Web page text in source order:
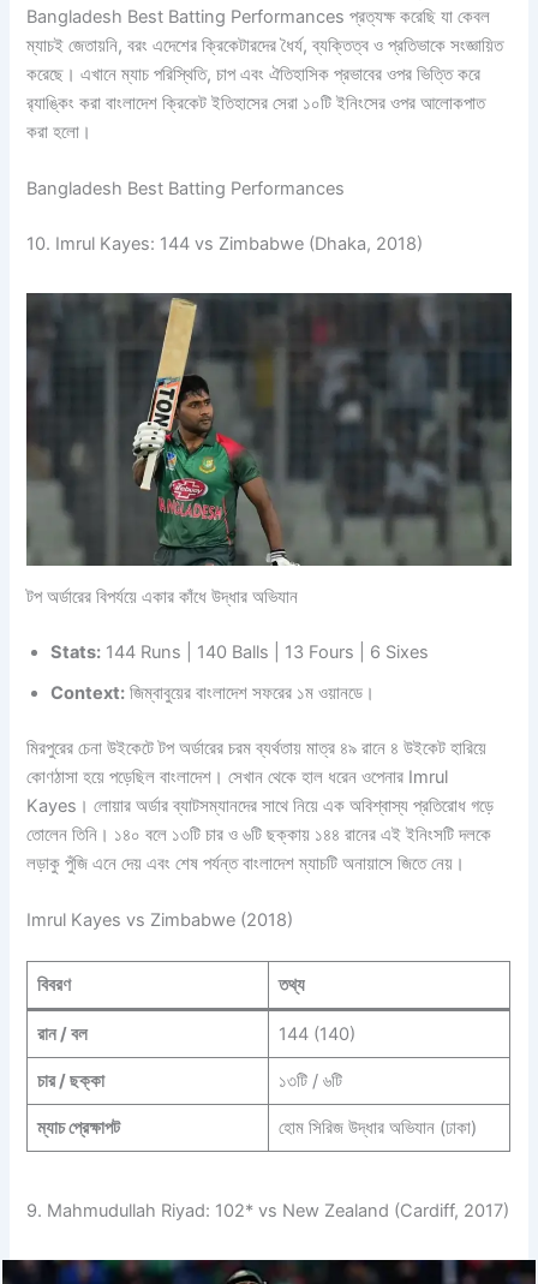
Bangladesh Best Batting Performances প্রত্যক্ষ করেছি যা কেবল
ম্যাচই জেতায়নি, বরং এদেশের ক্রিকেটারদের ধৈর্য, ব্যক্তিত্ব ও প্রতিভাকে সংজ্ঞায়িত
করেছে। এখানে ম্যাচ পরিস্থিতি, চাপ এবং ঐতিহাসিক প্রভাবের ওপর ভিত্তি করে
র‍্যাঙ্কিং করা বাংলাদেশ ক্রিকেট ইতিহাসের সেরা ১০টি ইনিংসের ওপর আলোকপাত
করা হলো।
Bangladesh Best Batting Performances
10. Imrul Kayes: 144 vs Zimbabwe (Dhaka, 2018)
টপ অর্ডারের বিপর্যয়ে একার কাঁধে উদ্ধার অভিযান
Stats: 144 Runs | 140 Balls | 13 Fours | 6 Sixes
Context: জিম্বাবুয়ের বাংলাদেশ সফরের ১ম ওয়ানডে।
মিরপুরের চেনা উইকেটে টপ অর্ডারের চরম ব্যর্থতায় মাত্র ৪৯ রানে ৪ উইকেট হারিয়ে
কোণঠাসা হয়ে পড়েছিল বাংলাদেশ। সেখান থেকে হাল ধরেন ওপেনার Imrul
Kayes। লোয়ার অর্ডার ব্যাটসম্যানদের সাথে নিয়ে এক অবিশ্বাস্য প্রতিরোধ গড়ে
তোলেন তিনি। ১৪০ বলে ১৩টি চার ও ৬টি ছক্কায় ১৪৪ রানের এই ইনিংসটি দলকে
লড়াকু পুঁজি এনে দেয় এবং শেষ পর্যন্ত বাংলাদেশ ম্যাচটি অনায়াসে জিতে নেয়।
Imrul Kayes vs Zimbabwe (2018)
বিবরণ তথ্য
রান / বল 144 (140)
চার / ছক্কা ১৩টি / ৬টি
ম্যাচ প্রেক্ষাপট হোম সিরিজ উদ্ধার অভিযান (ঢাকা)
9. Mahmudullah Riyad: 102* vs New Zealand (Cardiff, 2017)